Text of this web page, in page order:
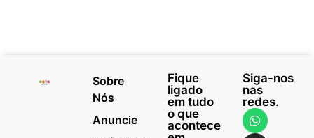
Sobre
Nós
Anuncie
Fique
ligado
em tudo
o que
acontece
Siga-nos
nas
redes.